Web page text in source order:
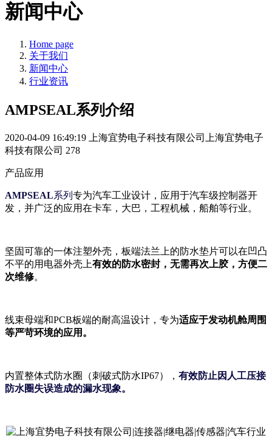
新闻中心
Home page
关于我们
新闻中心
行业资讯
AMPSEAL系列介绍
2020-04-09 16:49:19
上海宜势电子科技有限公司上海宜势电子
科技有限公司 278
产品应用
AMPSEAL系列 专为汽车工业设计，应用于汽车级控制器开
发，并广泛的应用在卡车，大巴，工程机械，船舶等行业。
坚固可靠的一体注塑外壳，板端法兰上的防水垫片可以在凹凸
不平的用电器外壳上有效的防水密封，无需再次上胶，方便二
次维修。
线束母端和PCB板端的耐高温设计，专为适应于发动机舱周围
等严苛环境的应用。
内置整体式防水圈（刺破式防水IP67）， 有效防止因人工压接
防水圈失误造成的漏水现象。